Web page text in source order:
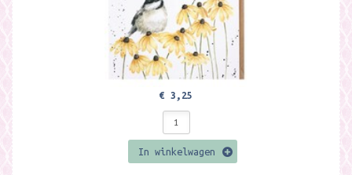
€ 3,25
In winkelwagen